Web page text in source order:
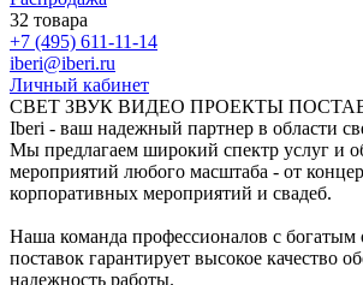
32 товара
+7 (495) 611-11-14
iberi@iberi.ru
Личный кабинет
СВЕТ ЗВУК ВИДЕО ПРОЕКТЫ
Iberi - ваш надежный партнер в области
Мы предлагаем широкий спектр услуг и
мероприятий любого масштаба - от
корпоративных мероприятий и свадеб.
Наша команда профессионалов с богатым
поставок гарантирует высокое качество
надежность работы.